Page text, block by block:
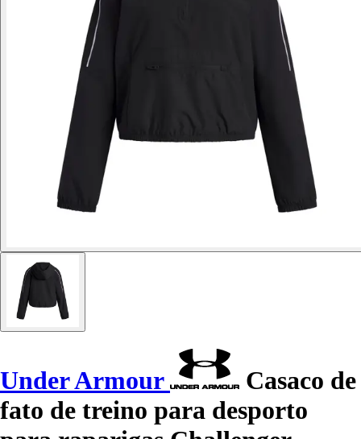
Under Armour
Casaco de
fato de treino para desporto